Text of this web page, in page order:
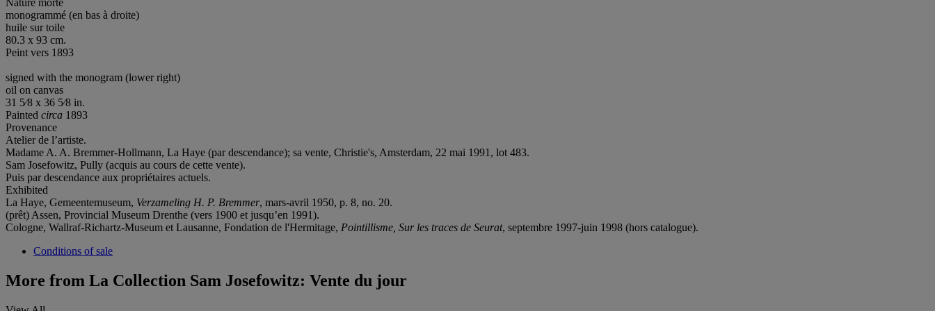
monogrammé (en bas à droite)
huile sur toile
80.3 x 93 cm.
Peint vers 1893
signed with the monogram (lower right)
oil on canvas
31 5⁄8 x 36 5⁄8 in.
Painted circa 1893
Provenance
Atelier de l’artiste.
Madame A. A. Bremmer-Hollmann, La Haye (par descendance); sa vente, Christie's, Amsterdam, 22 mai 1991, lot 483.
Sam Josefowitz, Pully (acquis au cours de cette vente).
Puis par descendance aux propriétaires actuels.
Exhibited
La Haye, Gemeentemuseum, Verzameling H. P. Bremmer, mars-avril 1950, p. 8, no. 20.
(prêt) Assen, Provincial Museum Drenthe (vers 1900 et jusqu’en 1991).
Cologne, Wallraf-Richartz-Museum et Lausanne, Fondation de l'Hermitage, Pointillisme, Sur les traces de Seurat, septembre 1997-juin 1998 (hors catalogue).
Conditions of sale
More from La Collection Sam Josefowitz: Vente du jour